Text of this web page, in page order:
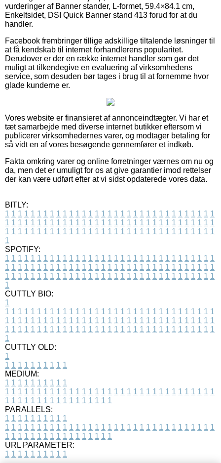
vurderinger af Banner stander, L-formet, 59.4×84.1 cm,
Enkeltsidet, DSI Quick Banner stand 413 forud for at du
handler.
Facebook frembringer tillige adskillige tiltalende løsninger til
at få kendskab til internet forhandlerens popularitet.
Derudover er der en række internet handler som gør det
muligt at tilkendegive en evaluering af virksomhedens
service, som desuden bør tages i brug til at fornemme hvor
glade kunderne er.
Vores website er finansieret af annonceindtægter. Vi har et
tæt samarbejde med diverse internet butikker eftersom vi
publicerer virksomhedernes varer, og modtager betaling for
så vidt en af vores besøgende gennemfører et indkøb.
Fakta omkring varer og online forretninger værnes om nu og
da, men det er umuligt for os at give garantier imod rettelser
der kan være udført efter at vi sidst opdaterede vores data.
BITLY:
1 1 1 1 1 1 1 1 1 1 1 1 1 1 1 1 1 1 1 1 1 1 1 1 1 1 1 1 1 1 1 1 1
1 1 1 1 1 1 1 1 1 1 1 1 1 1 1 1 1 1 1 1 1 1 1 1 1 1 1 1 1 1 1 1 1
1 1 1 1 1 1 1 1 1 1 1 1 1 1 1 1 1 1 1 1 1 1 1 1 1 1 1 1 1 1 1 1 1
1
SPOTIFY:
1 1 1 1 1 1 1 1 1 1 1 1 1 1 1 1 1 1 1 1 1 1 1 1 1 1 1 1 1 1 1 1 1
1 1 1 1 1 1 1 1 1 1 1 1 1 1 1 1 1 1 1 1 1 1 1 1 1 1 1 1 1 1 1 1 1
1 1 1 1 1 1 1 1 1 1 1 1 1 1 1 1 1 1 1 1 1 1 1 1 1 1 1 1 1 1 1 1 1
1
CUTTLY BIO:
1
1 1 1 1 1 1 1 1 1 1 1 1 1 1 1 1 1 1 1 1 1 1 1 1 1 1 1 1 1 1 1 1 1
1 1 1 1 1 1 1 1 1 1 1 1 1 1 1 1 1 1 1 1 1 1 1 1 1 1 1 1 1 1 1 1 1
1 1 1 1 1 1 1 1 1 1 1 1 1 1 1 1 1 1 1 1 1 1 1 1 1 1 1 1 1 1 1 1 1
1
CUTTLY OLD:
1
1 1 1 1 1 1 1 1 1 1
MEDIUM:
1 1 1 1 1 1 1 1 1 1
1 1 1 1 1 1 1 1 1 1 1 1 1 1 1 1 1 1 1 1 1 1 1 1 1 1 1 1 1 1 1 1 1
1 1 1 1 1 1 1 1 1 1 1 1 1 1 1 1 1
PARALLELS:
1 1 1 1 1 1 1 1 1 1
1 1 1 1 1 1 1 1 1 1 1 1 1 1 1 1 1 1 1 1 1 1 1 1 1 1 1 1 1 1 1 1 1
1 1 1 1 1 1 1 1 1 1 1 1 1 1 1 1 1
URL PARAMETER:
1 1 1 1 1 1 1 1 1 1